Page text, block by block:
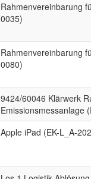
Rahmenvereinbarung
0035)
Rahmenvereinbarung
0080)
9424/60046 Klärwerk
Emissionsmessanlage
Apple iPad (EK-L_A-